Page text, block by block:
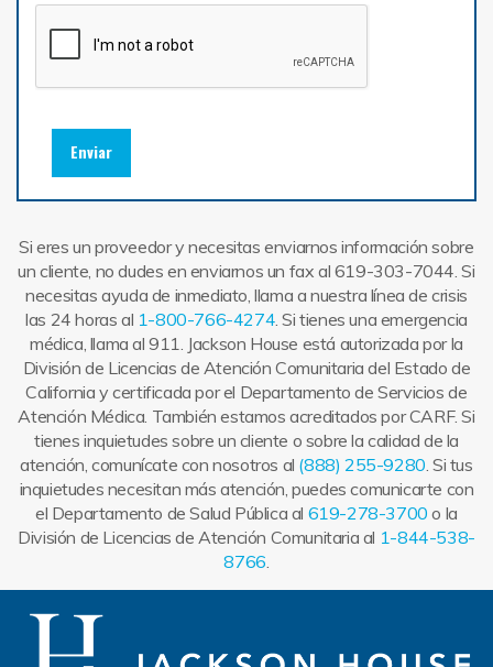
Enviar
Si eres un proveedor y necesitas enviarnos información sobre
un cliente, no dudes en enviarnos un fax al 619-303-7044. Si
necesitas ayuda de inmediato, llama a nuestra línea de crisis
las 24 horas al 1-800-766-4274. Si tienes una emergencia
médica, llama al 911. Jackson House está autorizada por la
División de Licencias de Atención Comunitaria del Estado de
California y certificada por el Departamento de Servicios de
Atención Médica. También estamos acreditados por CARF. Si
tienes inquietudes sobre un cliente o sobre la calidad de la
atención, comunícate con nosotros al (888) 255-9280. Si tus
inquietudes necesitan más atención, puedes comunicarte con
el Departamento de Salud Pública al 619-278-3700 o la
División de Licencias de Atención Comunitaria al 1-844-538-
8766.